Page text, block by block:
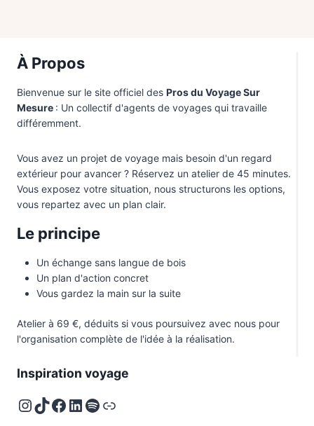
À Propos
Bienvenue sur le site officiel des Pros du Voyage Sur
Mesure : Un collectif d'agents de voyages qui travaille
différemment.
Vous avez un projet de voyage mais besoin d'un regard
extérieur pour avancer ? Réservez un atelier de 45 minutes.
Vous exposez votre situation, nous structurons les options,
vous repartez avec un plan clair.
Le principe
Un échange sans langue de bois
Un plan d'action concret
Vous gardez la main sur la suite
Atelier à 69 €, déduits si vous poursuivez avec nous pour
l'organisation complète de l'idée à la réalisation.
Inspiration voyage
Instagram
TikTok
Facebook
LinkedIn
Spotify
Deezer